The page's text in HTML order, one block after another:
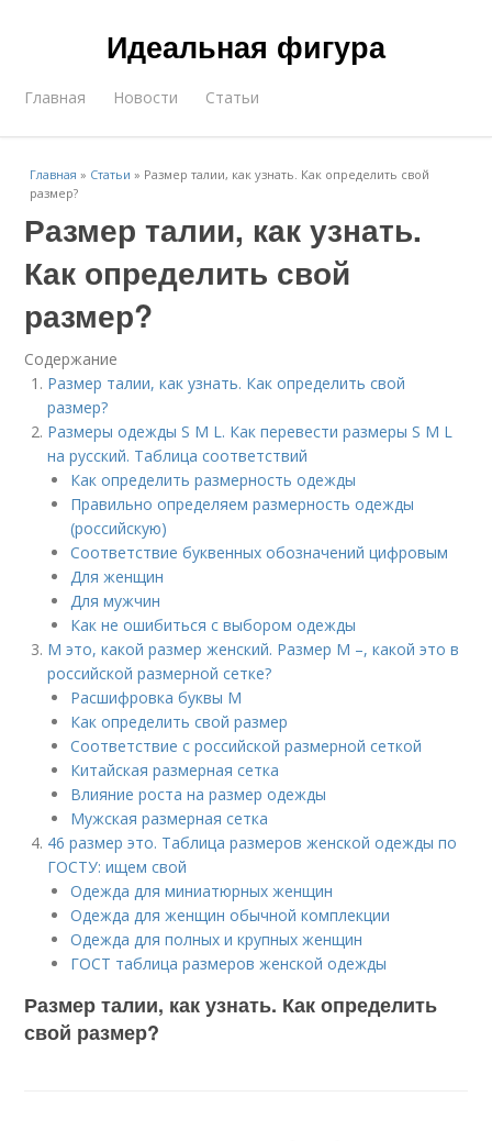
Идеальная фигура
Главная Новости Статьи
Главная » Статьи » Размер талии, как узнать. Как определить свой
размер?
Размер талии, как узнать.
Как определить свой
размер?
Содержание
Размер талии, как узнать. Как определить свой
размер?
Размеры одежды S M L. Как перевести размеры S M L
на русский. Таблица соответствий
Как определить размерность одежды
Правильно определяем размерность одежды
(российскую)
Соответствие буквенных обозначений цифровым
Для женщин
Для мужчин
Как не ошибиться с выбором одежды
М это, какой размер женский. Размер М –, какой это в
российской размерной сетке?
Расшифровка буквы М
Как определить свой размер
Соответствие с российской размерной сеткой
Китайская размерная сетка
Влияние роста на размер одежды
Мужская размерная сетка
46 размер это. Таблица размеров женской одежды по
ГОСТУ: ищем свой
Одежда для миниатюрных женщин
Одежда для женщин обычной комплекции
Одежда для полных и крупных женщин
ГОСТ таблица размеров женской одежды
Размер талии, как узнать. Как определить
свой размер?